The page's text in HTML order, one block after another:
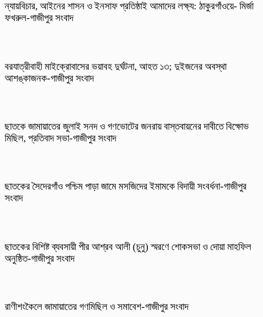
ন্যায়বিচার, আইনের শাসন ও ইনসাফ প্রতিষ্ঠাই আমাদের লক্ষ্য: ঠাকুরগাঁওয়ে- মির্জা
ফখরুল-গাজীপুর সংবাদ
বরযাত্রীবাহী মাইক্রোবাসের ভয়াবহ দুর্ঘটনা, আহত ১৩; দুইজনের অবস্থা
আশঙ্কাজনক-গাজীপুর সংবাদ
ছাতকে জামায়াতের জুলাই সনদ ও গণভোটের জনরায় বাস্তবায়নের দাবীতে বিক্ষোভ
মিছিল, প্রতিবাদ সভা-গাজীপুর সংবাদ
ছাতকের সৈদেরগাঁও পশ্চিম পাড়া জামে মসজিদের ইমামকে বিদায়ী সংবর্ধনা-গাজীপুর
সংবাদ
ছাতকের বিশিষ্ট ব্যবসায়ী পীর আশ্রব আলী (চুনু) স্মরণে শোকসভা ও দোয়া মাহফিল
অনুষ্ঠিত-গাজীপুর সংবাদ
রাণীশংকৈলে জামায়াতের গণমিছিল ও সমাবেশ-গাজীপুর সংবাদ